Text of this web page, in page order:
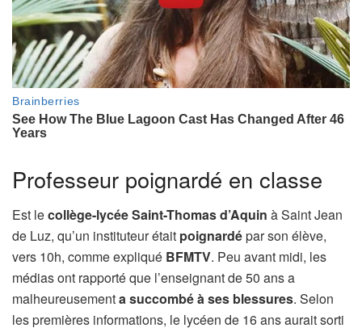
Professeur poignardé en classe
Est lecollège-lycée Saint-Thomas d’Aquin à Saint Jean
de Luz, qu’un instituteur était poignardépar son élève,
vers 10h, comme expliqué BFMTV. Peu avant midi, les
médias ont rapporté que l’enseignant de 50 ans a
malheureusementa succombé à ses blessures. Selon
les premières informations, le lycéen de 16 ans aurait sorti